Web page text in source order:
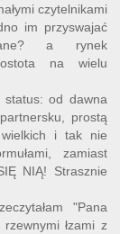
czytelnikami
im przyswajać
a rynek
na wielu
od dawna
prostą
i tak nie
zamiast
NIĄ! Strasznie
"Pana
rzewnymi łzami z